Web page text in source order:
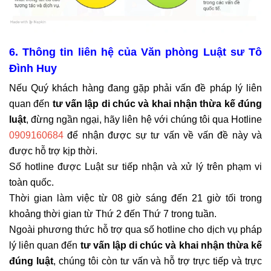
6. Thông tin liên hệ của Văn phòng Luật sư Tô
Đình Huy
Nếu Quý khách hàng đang gặp phải vấn đề pháp lý liên
quan đến tư vấn lập di chúc và khai nhận thừa kế đúng
luật, đừng ngần ngại, hãy liên hệ với chúng tôi qua Hotline
0909160684để nhận được sự tư vấn về vấn đề này và
được hỗ trợ kịp thời.
Số hotline được Luật sư tiếp nhận và xử lý trên phạm vi
toàn quốc.
Thời gian làm việc từ 08 giờ sáng đến 21 giờ tối trong
khoảng thời gian từ Thứ 2 đến Thứ 7 trong tuần.
Ngoài phương thức hỗ trợ qua số hotline cho dịch vụ pháp
lý liên quan đến tư vấn lập di chúc và khai nhận thừa kế
đúng luật, chúng tôi còn tư vấn và hỗ trợ trực tiếp và trực